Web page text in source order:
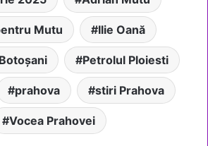
Mutu Ilie Oană
Petrolul Ploiesti
prahova stiri Prahova
Vocea Prahovei